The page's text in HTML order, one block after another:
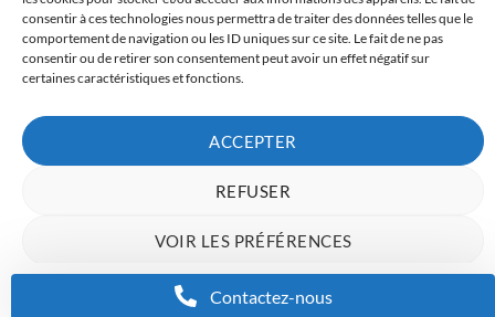
consentir à ces technologies nous permettra de traiter des données telles que le
comportement de navigation ou les ID uniques sur ce site. Le fait de ne pas
consentir ou de retirer son consentement peut avoir un effet négatif sur
certaines caractéristiques et fonctions.
ACCEPTER
REFUSER
VOIR LES PRÉFÉRENCES
Charte de donnéesPolitique de confidentialité
Contactez-nous